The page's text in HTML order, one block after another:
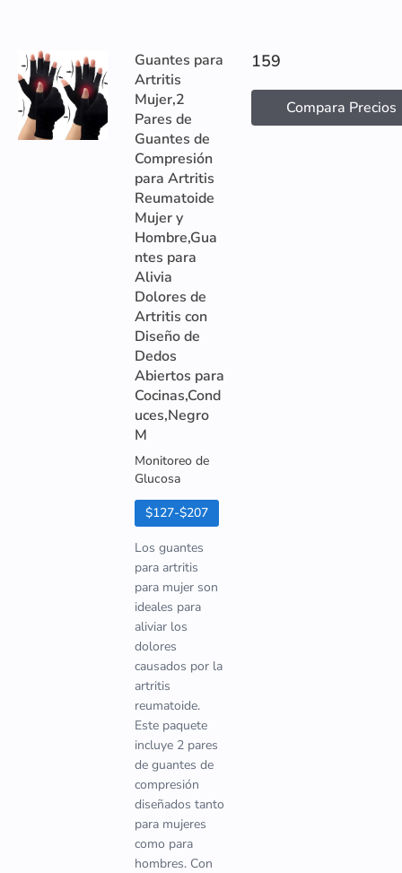
Guantes para
Artritis
Mujer,2
Pares de
Guantes de
Compresión
para Artritis
Reumatoide
Mujer y
Hombre,Gua
ntes para
Alivia
Dolores de
Artritis con
Diseño de
Dedos
Abiertos para
Cocinas,Cond
uces,Negro
M
Monitoreo de
Glucosa
$127-$207
Los guantes
para artritis
para mujer son
ideales para
aliviar los
dolores
causados por la
artritis
reumatoide.
Este paquete
incluye 2 pares
de guantes de
compresión
diseñados tanto
para mujeres
como para
hombres. Con
159
Compara Precios